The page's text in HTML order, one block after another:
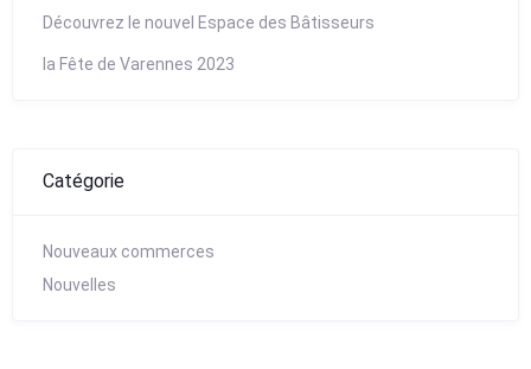
Découvrez le nouvel Espace des Bâtisseurs
la Fête de Varennes 2023
Catégorie
Nouveaux commerces
Nouvelles